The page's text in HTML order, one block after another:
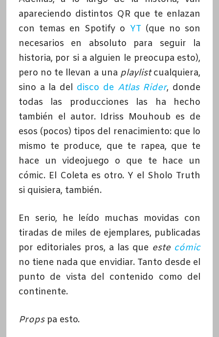
apareciendo distintos QR que te enlazan
con temas en Spotify o YT (que no son
necesarios en absoluto para seguir la
historia, por si a alguien le preocupa esto),
pero no te llevan a una playlistcualquiera,
sino a la del disco de Atlas Rider, donde
todas las producciones las ha hecho
también el autor. Idriss Mouhoub es de
esos (pocos) tipos del renacimiento: que lo
mismo te produce, que te rapea, que te
hace un videojuego o que te hace un
cómic. El Coleta es otro. Y el Sholo Truth
si quisiera, también.
En serio, he leído muchas movidas con
tiradas de miles de ejemplares, publicadas
por editoriales pros, a las que este cómic
no tiene nada que envidiar. Tanto desde el
punto de vista del contenido como del
continente.
Propspa esto.